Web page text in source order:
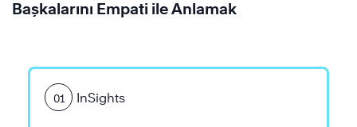
Fazla
Başkalarını Empati ile Anlamak
01 InSights